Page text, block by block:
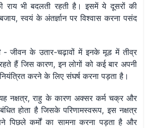
राय भी बदलती रहती है। इसमें ये दूसरों की
स्वयं के अंतर्ज्ञान पर विश्वास करना पसंद
- जीवन के उतार-चढ़ावों में इनके मूड में तीव्र
हैं जिस कारण, इन लोगों को कई बार अपनी
करने के लिए संघर्ष करना पड़ता है।
नक्षत्र, राहु के कारण अक्सर कर्म चक्र और
होता है जिसके परिणामस्वरूप, इस नक्षत्र
पिछले कर्मों का सामना करना पड़ता है और